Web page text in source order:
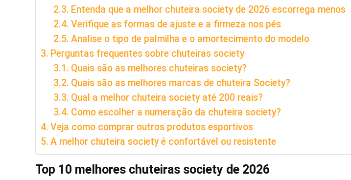
Entenda que a melhor chuteira society de 2026 escorrega menos
Verifique as formas de ajuste e a firmeza nos pés
Analise o tipo de palmilha e o amortecimento do modelo
Perguntas frequentes sobre chuteiras society
Quais são as melhores chuteiras society?
Quais são as melhores marcas de chuteira Society?
Qual a melhor chuteira society até 200 reais?
Como escolher a numeração da chuteira society?
Veja como comprar outros produtos esportivos
A melhor chuteira society é confortável ou resistente
Top 10 melhores chuteiras society de 2026